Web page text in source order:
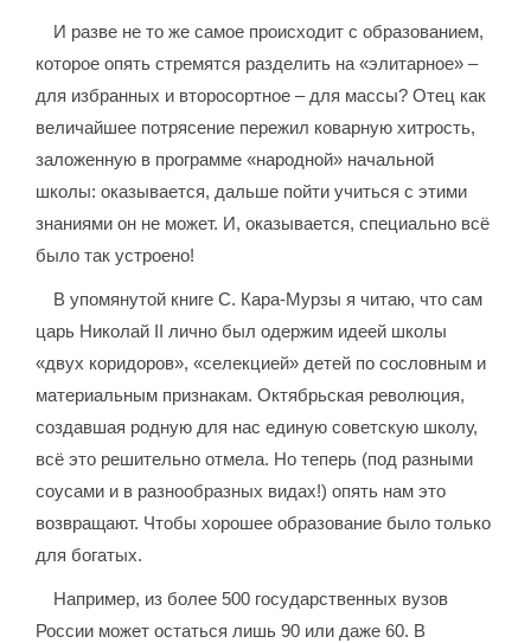
И разве не то же самое происходит с образованием,
которое опять стремятся разделить на «элитарное» –
для избранных и второсортное – для массы? Отец как
величайшее потрясение пережил коварную хитрость,
заложенную в программе «народной» начальной
школы: оказывается, дальше пойти учиться с этими
знаниями он не может. И, оказывается, специально всё
было так устроено!
В упомянутой книге С. Кара-Мурзы я читаю, что сам
царь Николай II лично был одержим идеей школы
«двух коридоров», «селекцией» детей по сословным и
материальным признакам. Октябрьская революция,
создавшая родную для нас единую советскую школу,
всё это решительно отмела. Но теперь (под разными
соусами и в разнообразных видах!) опять нам это
возвращают. Чтобы хорошее образование было только
для богатых.
Например, из более 500 государственных вузов
России может остаться лишь 90 или даже 60. В